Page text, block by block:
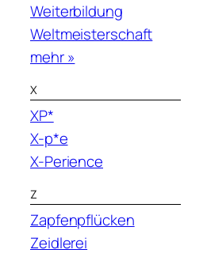
Weiterbildung
Weltmeisterschaft
mehr »
X
XP*
X-p*e
X-Perience
Z
Zapfenpflücken
Zeidlerei